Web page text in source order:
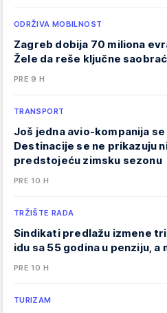
ODRŽIVA MOBILNOST
Zagreb dobija 70 miliona
Žele da reše ključne
PRE 9 H
TRANSPORT
Još jedna avio-kompanija
Destinacije se ne prikazuju
predstojeću zimsku sezonu
PRE 10 H
TRŽIŠTE RADA
Sindikati predlažu izmene
idu sa 55 godina u penziju, a
PRE 10 H
TURIZAM